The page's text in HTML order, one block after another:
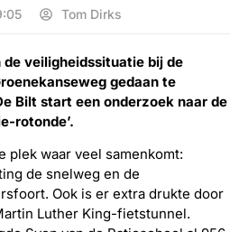
Tom Dirks
veiligheidssituatie bij de
gedaan te
Bilt start een onderzoek naar de
rotonde’.
plek waar veel samenkomt:
de snelweg en de
Ook is er extra drukte door
Luther King-fietstunnel.